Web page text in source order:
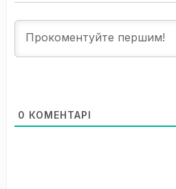
0 КОМЕНТАРІ